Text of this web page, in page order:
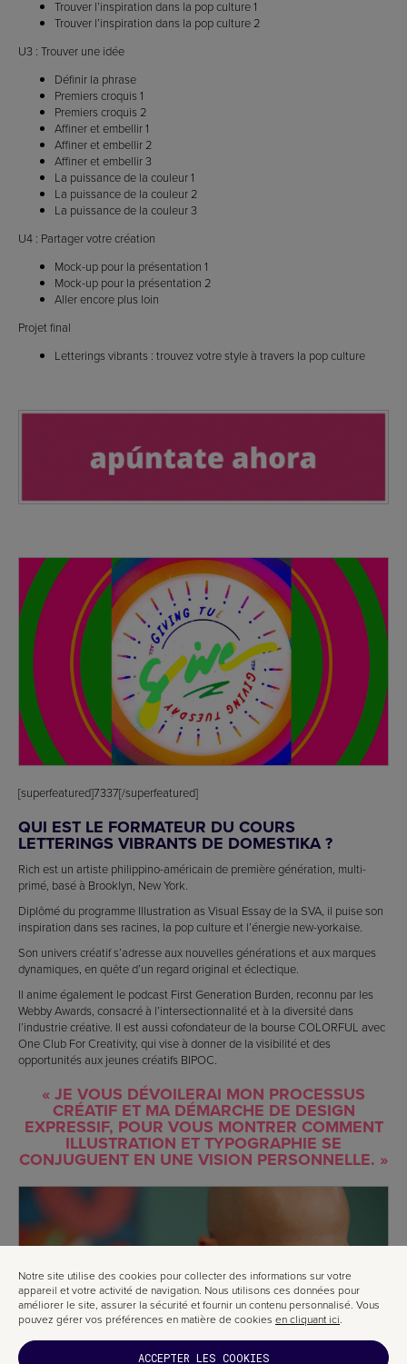
Trouver l’inspiration dans la pop culture 1
Trouver l’inspiration dans la pop culture 2
U3 : Trouver une idée
Définir la phrase
Premiers croquis 1
Premiers croquis 2
Affiner et embellir 1
Affiner et embellir 2
Affiner et embellir 3
La puissance de la couleur 1
La puissance de la couleur 2
La puissance de la couleur 3
U4 : Partager votre création
Mock-up pour la présentation 1
Mock-up pour la présentation 2
Aller encore plus loin
Projet final
Letterings vibrants : trouvez votre style à travers la pop culture
[superfeatured]7337[/superfeatured]
QUI EST LE FORMATEUR DU COURS
LETTERINGS VIBRANTS DE DOMESTIKA ?
Rich est un artiste philippino-américain de première génération, multi-
primé, basé à Brooklyn, New York.
Diplômé du programme Illustration as Visual Essay de la SVA, il puise son
inspiration dans ses racines, la pop culture et l’énergie new-yorkaise.
Son univers créatif s’adresse aux nouvelles générations et aux marques
dynamiques, en quête d’un regard original et éclectique.
Il anime également le podcast First Generation Burden, reconnu par les
Webby Awards, consacré à l’intersectionnalité et à la diversité dans
l’industrie créative. Il est aussi cofondateur de la bourse COLORFUL avec
One Club For Creativity, qui vise à donner de la visibilité et des
opportunités aux jeunes créatifs BIPOC.
« JE VOUS DÉVOILERAI MON PROCESSUS
CRÉATIF ET MA DÉMARCHE DE DESIGN
EXPRESSIF, POUR VOUS MONTRER COMMENT
ILLUSTRATION ET TYPOGRAPHIE SE
CONJUGUENT EN UNE VISION PERSONNELLE. »
Notre site utilise des cookies pour collecter des informations sur votre
appareil et votre activité de navigation. Nous utilisons ces données pour
améliorer le site, assurer la sécurité et fournir un contenu personnalisé. Vous
pouvez gérer vos préférences en matière de cookies en cliquant ici.
ACCEPTER LES COOKIES